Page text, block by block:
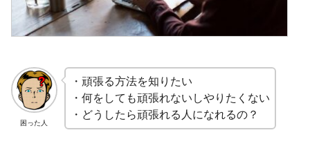
困った人
・頑張る方法を知りたい
・何をしても頑張れないしやりたくない
・どうしたら頑張れる人になれるの？